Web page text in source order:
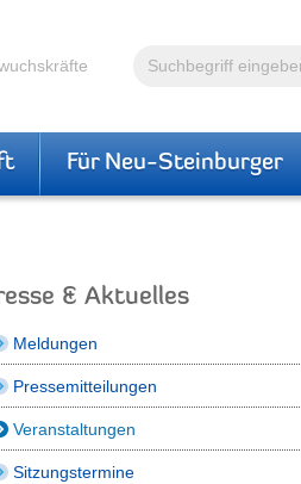
Volltextsuche
Für Neu-Steinburger
& Aktuelles
Meldungen
Pressemitteilungen
Veranstaltungen
Sitzungstermine